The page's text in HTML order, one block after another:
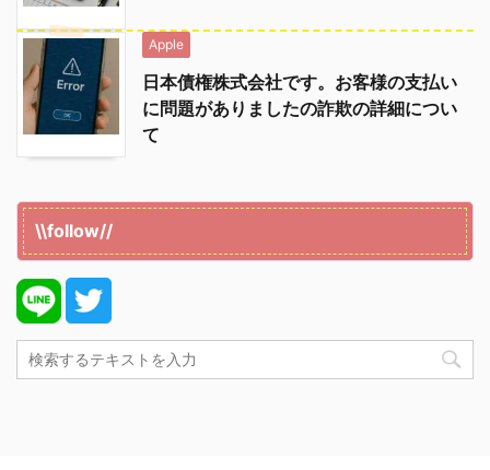
Apple
日本債権株式会社です。お客様の支払い
に問題がありましたの詐欺の詳細につい
て
\\follow//